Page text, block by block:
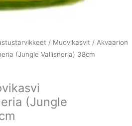
/ Muovikasvit / Akvaarion
(Jungle Vallisneria) 38cm
(Jungle